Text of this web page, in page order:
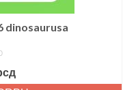
dinosaurusa